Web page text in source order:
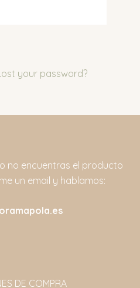
your password?
no encuentras el producto
un email y hablamos:
DE COMPRA